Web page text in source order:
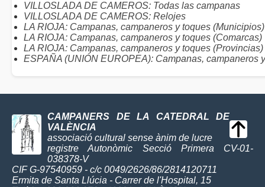
VILLOSLADA DE CAMEROS: Todas las campanas
VILLOSLADA DE CAMEROS: Relojes
LA RIOJA: Campanas, campaneros y toques (Municipios)
LA RIOJA: Campanas, campaneros y toques (Comarcas)
LA RIOJA: Campanas, campaneros y toques (Provincias)
ESPAÑA (UNIÓN EUROPEA): Campanas, campaneros
CAMPANERS DE LA CATEDRAL DE
VALÈNCIA
associació cultural sense ànim de lucre
registre Autonòmic Secció Primera CV-01-
038378-V
CIF G-97540959 - c/c 0049/2626/86/2814120711
Ermita de Santa Llúcia - Carrer de l'Hospital, 15